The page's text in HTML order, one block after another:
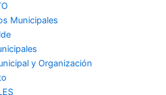
Municipales
y Organización